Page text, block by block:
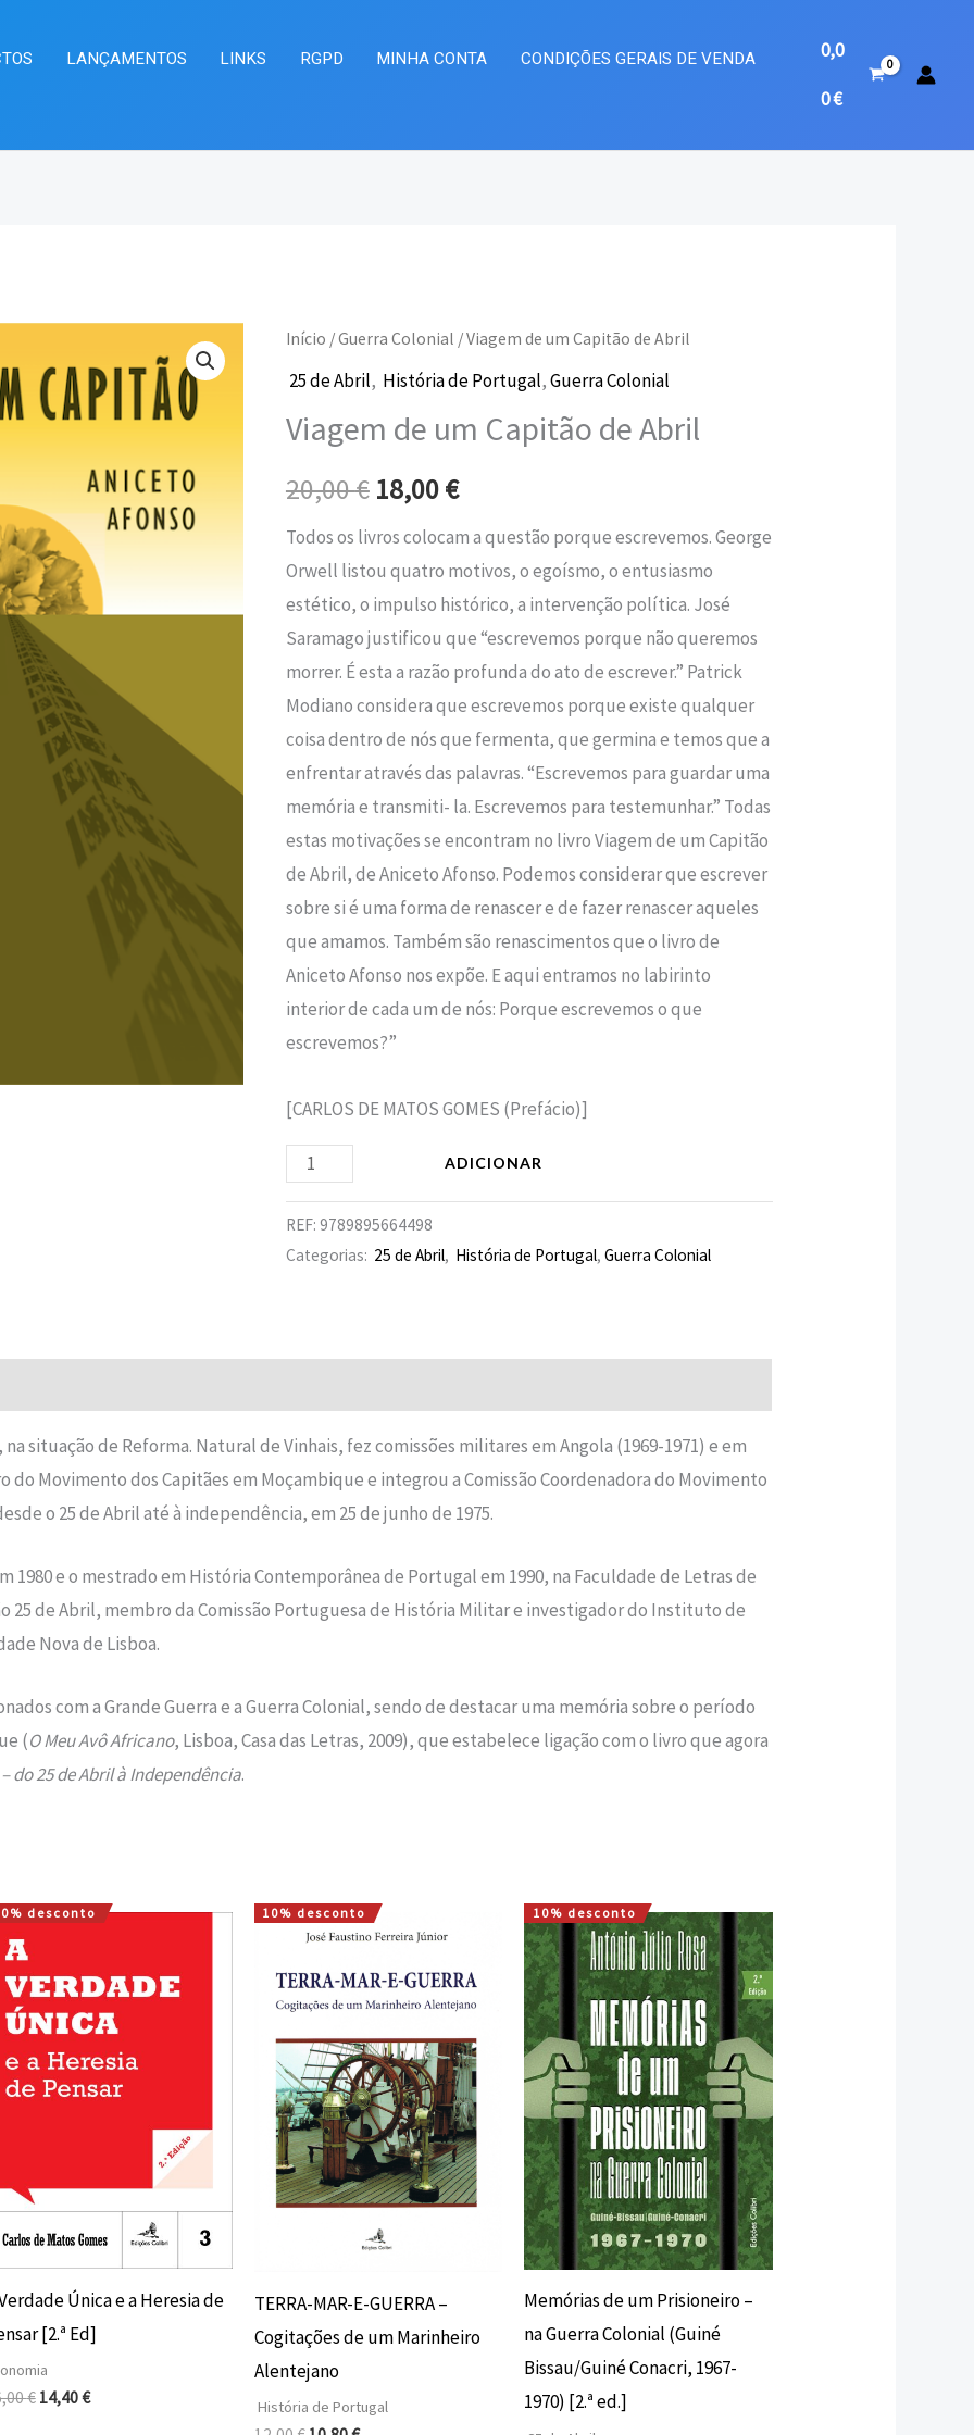
LANÇAMENTOS LINKS RGPD MINHA CONTA
CONDIÇÕES GERAIS DE VENDA
0,0
0€
Início /Guerra Colonial / Viagem de um Capitão de Abril
25 de Abril, História de Portugal,Guerra Colonial
Viagem de um Capitão de Abril
20,00€
O
preço
original
era:
20,00 €.
18,00€
O
preço
atual
é:
18,00 €.
Todos os livros colocam a questão porque escrevemos. George
Orwell listou quatro motivos, o egoísmo, o entusiasmo
estético, o impulso histórico, a intervenção política. José
Saramago justificou que “escrevemos porque não queremos
morrer. É esta a razão profunda do ato de escrever.” Patrick
Modiano considera que escrevemos porque existe qualquer
coisa dentro de nós que fermenta, que germina e temos que a
enfrentar através das palavras. “Escrevemos para guardar uma
memória e transmiti- la. Escrevemos para testemunhar.” Todas
estas motivações se encontram no livro Viagem de um Capitão
de Abril, de Aniceto Afonso. Podemos considerar que escrever
sobre si é uma forma de renascer e de fazer renascer aqueles
que amamos. Também são renascimentos que o livro de
Aniceto Afonso nos expõe. E aqui entramos no labirinto
interior de cada um de nós: Porque escrevemos o que
escrevemos?”
[CARLOS DE MATOS GOMES (Prefácio)]
Quantidade
de
de
Capitão
de
Abril
ADICIONAR
REF: 9789895664498
Categorias: 25 de Abril, História de Portugal, Guerra Colonial
situação de Reforma. Natural de Vinhais, fez comis­sões militares em Angola (1969-1971) e em
do Movimento dos Capitães em Moçambique e integrou a Comissão Coordenadora do Movimento
o 25 de Abril até à independência, em 25 de junho de 1975.
1980 e o mestrado em História Contempo­rânea de Portugal em 1990, na Faculdade de Letras de
25 de Abril, membro da Comissão Portuguesa de História Militar e investigador do Instituto de
Nova de Lisboa.
com a Grande Guerra e a Guerra Colonial, sendo de destacar uma memória sobre o pe­ríodo
(O Meu Avô Africano, Lisboa, Casa das Letras, 2009), que estabelece ligação com o livro que agora
do 25 de Abril à Independência.
desconto
Única e a Heresia de
[2.ª Ed]
€
O
era:
16,00 €.
14,40€
O
é:
14,40 €.
10% desconto
TERRA-MAR-E-GUERRA –
Cogitações de um Marinheiro
Alentejano
História de Portugal
O
preço
era:
12,00 €.
O
preço
é:
10,80 €.
10% desconto
Memórias de um Prisioneiro –
na Guerra Colonial (Guiné
Bissau/Guiné Conacri, 1967-
1970) [2.ª ed.]
O
preço
original
era:
12,00 €.
O
preço
atual
é:
10,80 €.